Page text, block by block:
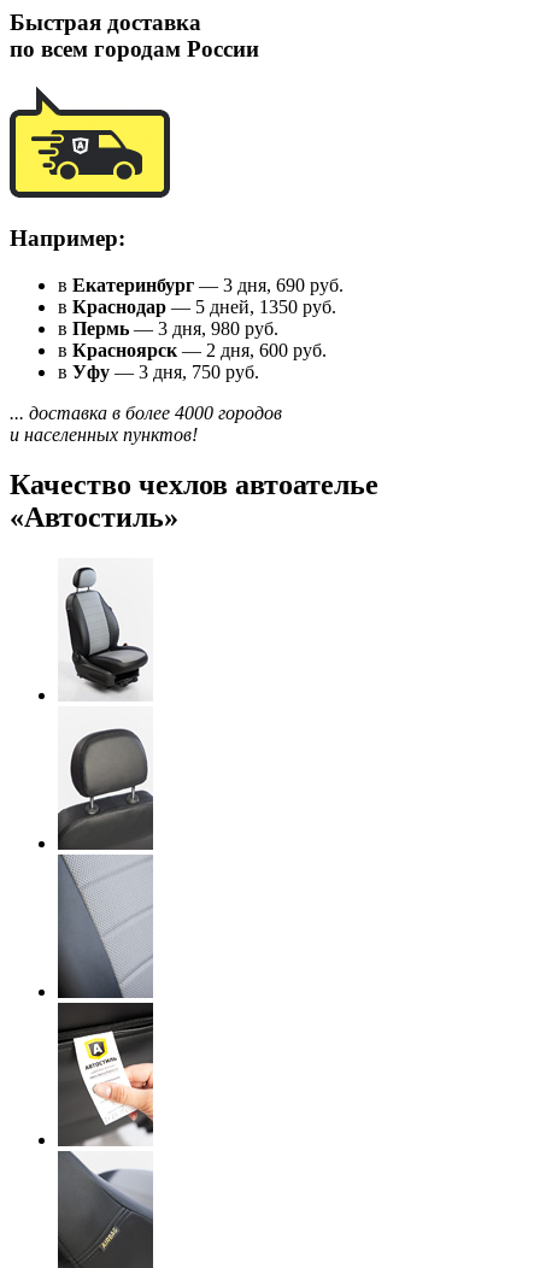
Быстрая доставка
по всем городам России
Например:
в Екатеринбург — 3 дня, 690 руб.
в Краснодар — 5 дней, 1350 руб.
в Пермь — 3 дня, 980 руб.
в Красноярск — 2 дня, 600 руб.
в Уфу — 3 дня, 750 руб.
... доставка в более 4000 городов
и населенных пунктов!
Качество чехлов автоателье
«Автостиль»